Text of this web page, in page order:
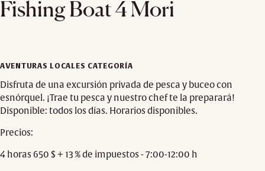
Fishing Boat 4 Mori
AVENTURAS LOCALES CATEGORÍA
Disfruta de una excursión privada de pesca y buceo con
esnórquel. ¡Trae tu pesca y nuestro chef te la preparará!
Disponible: todos los días. Horarios disponibles.
Precios:
4 horas 650 $ + 13 % de impuestos - 7:00-12:00 h